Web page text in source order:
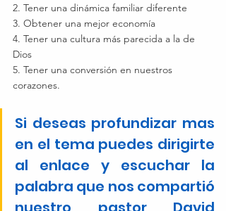
2. Tener una dinámica familiar diferente
3. Obtener una mejor economía
4. Tener una cultura más parecida a la de
Dios
5. Tener una conversión en nuestros
corazones.
Si deseas profundizar mas
en el tema puedes dirigirte
al enlace y escuchar la
palabra que nos compartió